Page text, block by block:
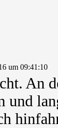
um 09:41:10
An
und